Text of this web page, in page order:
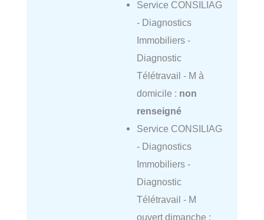
Service CONSILIAG
- Diagnostics
Immobiliers -
Diagnostic
Télétravail - M à
domicile : non
renseigné
Service CONSILIAG
- Diagnostics
Immobiliers -
Diagnostic
Télétravail - M
ouvert dimanche :